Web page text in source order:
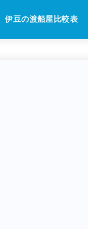
伊豆の渡船屋比較表